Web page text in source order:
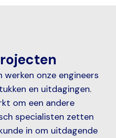
werken onze engineers
en uitdagingen.
om een andere
specialisten zetten
in om uitdagende